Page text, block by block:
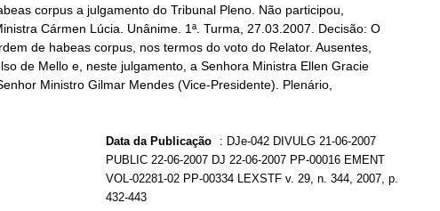
corpus a julgamento do Tribunal Pleno. Não participou,
Cármen Lúcia. Unânime. 1ª. Turma, 27.03.2007. Decisão: O
de habeas corpus, nos termos do voto do Relator. Ausentes,
de Mello e, neste julgamento, a Senhora Ministra Ellen Gracie
Ministro Gilmar Mendes (Vice-Presidente). Plenário,
Data da Publicação : DJe-042 DIVULG 21-06-2007
PUBLIC 22-06-2007 DJ 22-06-2007 PP-00016 EMENT
VOL-02281-02 PP-00334 LEXSTF v. 29, n. 344, 2007, p.
432-443